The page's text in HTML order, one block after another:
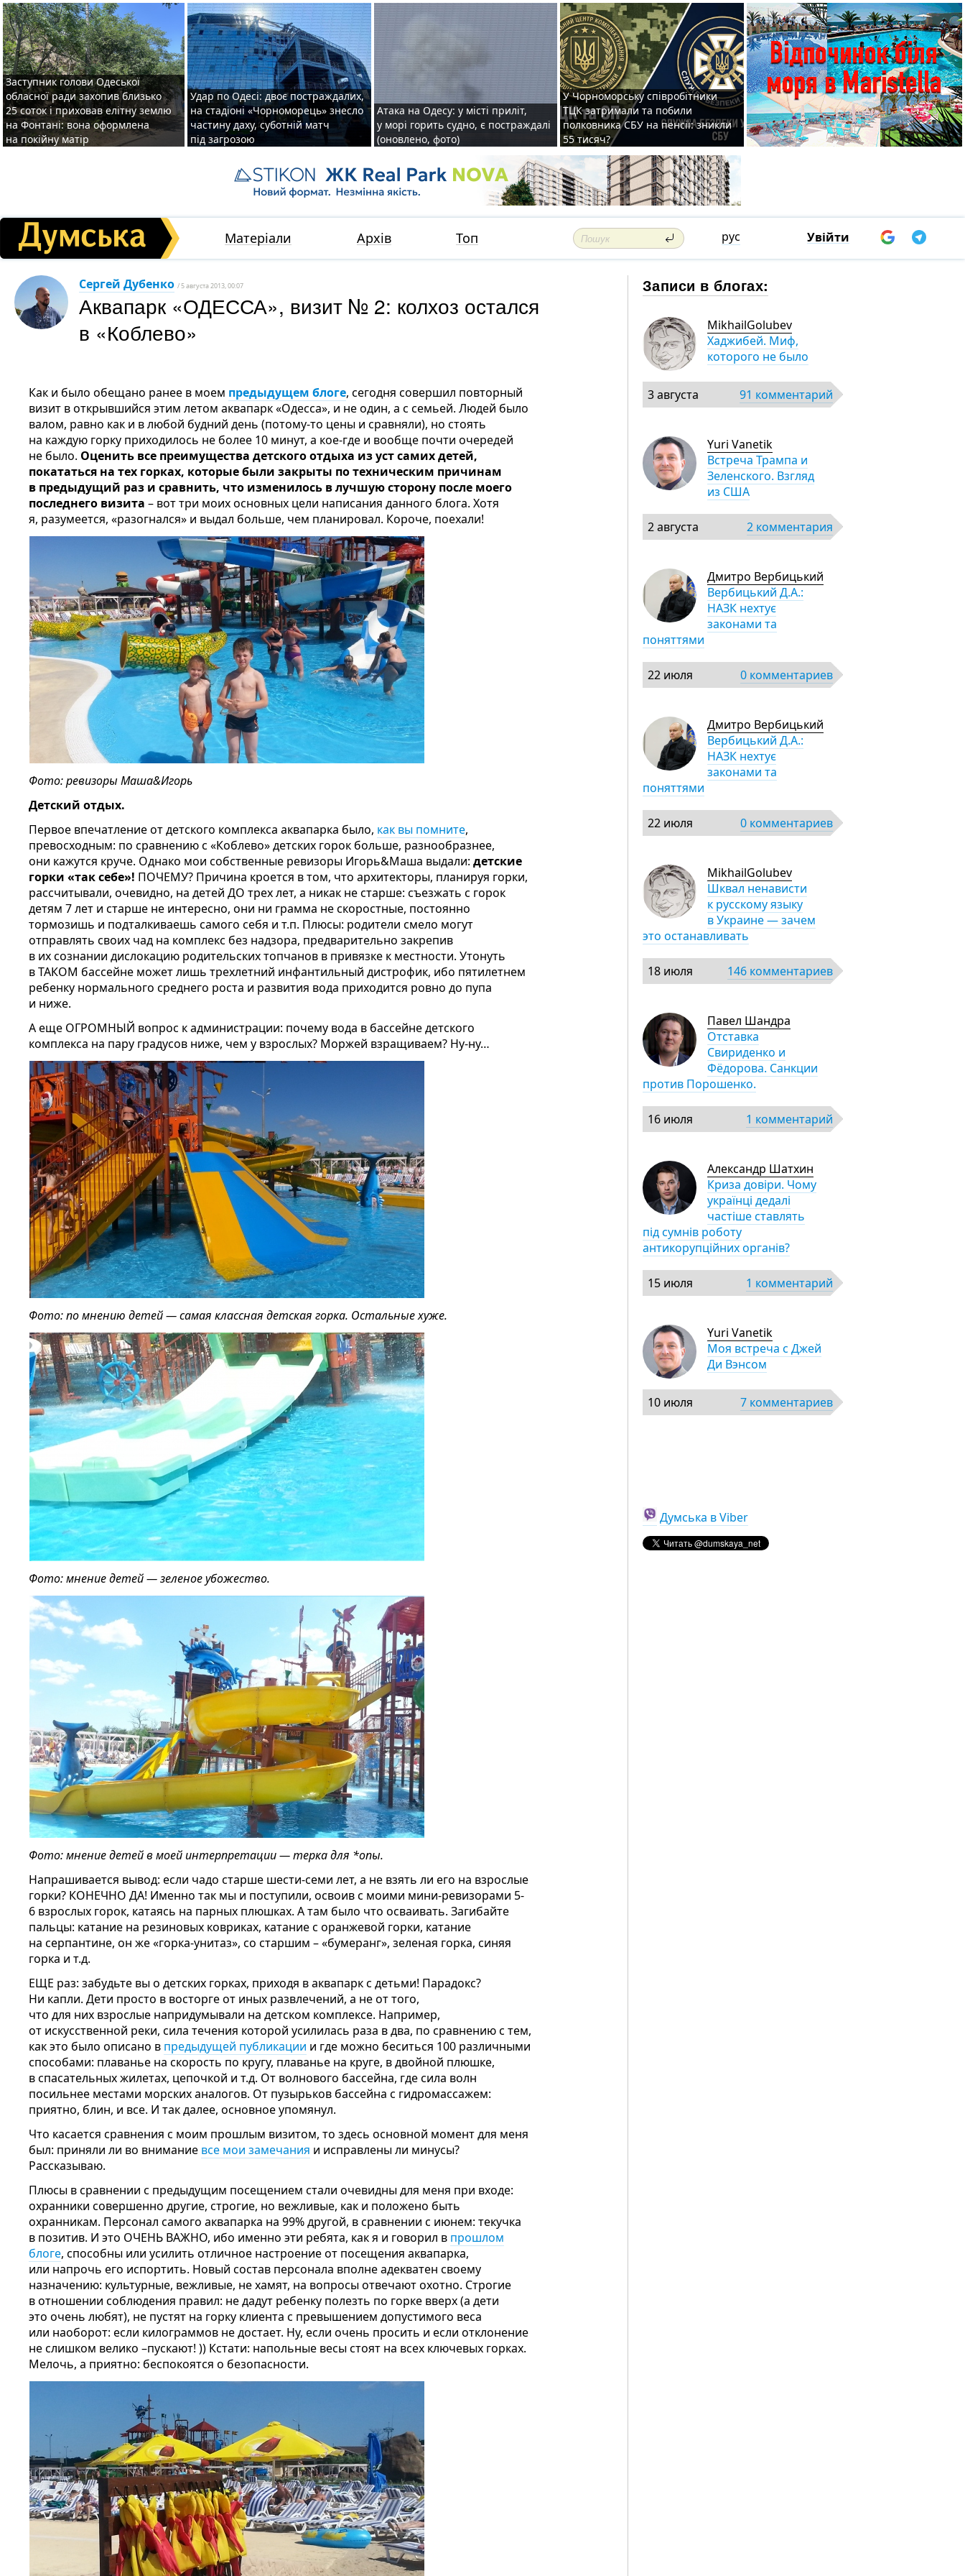
Заступник голови Одеської
обласної ради захопив близько
25 соток і приховав елітну землю
на Фонтані: вона оформлена
на покійну матір
Удар по Одесі: двоє постраждалих,
на стадіоні «Чорноморець» знесло
частину даху, суботній матч
під загрозою
Атака на Одесу: у місті приліт,
у морі горить судно, є постраждалі
(оновлено, фото)
У Чорноморську співробітники
ТЦК затримали та побили
полковника СБУ на пенсії: зникли
55 тисяч?
Матеріали Архів Топ рус Увійти
Сергей Дубенко / 5 августа 2013, 00:07
Аквапарк «ОДЕССА», визит № 2: колхоз остался
в «Коблево»
Как и было обещано ранее в моем предыдущем блоге, сегодня совершил повторный
визит в открывшийся этим летом аквапарк «Одесса», и не один, а с семьей. Людей было
валом, равно как и в любой будний день (потому-то цены и сравняли), но стоять
на каждую горку приходилось не более 10 минут, а кое-где и вообще почти очередей
не было. Оценить все преимущества детского отдыха из уст самих детей,
покататься на тех горках, которые были закрыты по техническим причинам
в предыдущий раз и сравнить, что изменилось в лучшую сторону после моего
последнего визита – вот три моих основных цели написания данного блога. Хотя
я, разумеется, «разогнался» и выдал больше, чем планировал. Короче, поехали!
Фото: ревизоры Маша&Игорь
Детский отдых.
Первое впечатление от детского комплекса аквапарка было, как вы помните,
превосходным: по сравнению с «Коблево» детских горок больше, разнообразнее,
они кажутся круче. Однако мои собственные ревизоры Игорь&Маша выдали: детские
горки «так себе»! ПОЧЕМУ? Причина кроется в том, что архитекторы, планируя горки,
рассчитывали, очевидно, на детей ДО трех лет, а никак не старше: съезжать с горок
детям 7 лет и старше не интересно, они ни грамма не скоростные, постоянно
тормозишь и подталкиваешь самого себя и т.п. Плюсы: родители смело могут
отправлять своих чад на комплекс без надзора, предварительно закрепив
в их сознании дислокацию родительских топчанов в привязке к местности. Утонуть
в ТАКОМ бассейне может лишь трехлетний инфантильный дистрофик, ибо пятилетнем
ребенку нормального среднего роста и развития вода приходится ровно до пупа
и ниже.
А еще ОГРОМНЫЙ вопрос к администрации: почему вода в бассейне детского
комплекса на пару градусов ниже, чем у взрослых? Моржей взращиваем? Ну-ну…
Фото: по мнению детей — самая классная детская горка. Остальные хуже.
Фото: мнение детей — зеленое убожество.
Фото: мнение детей в моей интерпретации — терка для *опы.
Напрашивается вывод: если чадо старше шести-семи лет, а не взять ли его на взрослые
горки? КОНЕЧНО ДА! Именно так мы и поступили, освоив с моими мини-ревизорами 5-
6 взрослых горок, катаясь на парных плюшках. А там было что осваивать. Загибайте
пальцы: катание на резиновых ковриках, катание с оранжевой горки, катание
на серпантине, он же «горка-унитаз», со старшим – «бумеранг», зеленая горка, синяя
горка и т.д.
ЕЩЕ раз: забудьте вы о детских горках, приходя в аквапарк с детьми! Парадокc?
Ни капли. Дети просто в восторге от иных развлечений, а не от того,
что для них взрослые напридумывали на детском комплексе. Например,
от искусственной реки, сила течения которой усилилась раза в два, по сравнению с тем,
как это было описано в предыдущей публикации и где можно беситься 100 различными
способами: плаванье на скорость по кругу, плаванье на круге, в двойной плюшке,
в спасательных жилетах, цепочкой и т.д. От волнового бассейна, где сила волн
посильнее местами морских аналогов. От пузырьков бассейна с гидромассажем:
приятно, блин, и все. И так далее, основное упомянул.
Что касается сравнения с моим прошлым визитом, то здесь основной момент для меня
был: приняли ли во внимание все мои замечания и исправлены ли минусы?
Рассказываю.
Плюсы в сравнении с предыдущим посещением стали очевидны для меня при входе:
охранники совершенно другие, строгие, но вежливые, как и положено быть
охранникам. Персонал самого аквапарка на 99% другой, в сравнении с июнем: текучка
в позитив. И это ОЧЕНЬ ВАЖНО, ибо именно эти ребята, как я и говорил в прошлом
блоге, способны или усилить отличное настроение от посещения аквапарка,
или напрочь его испортить. Новый состав персонала вполне адекватен своему
назначению: культурные, вежливые, не хамят, на вопросы отвечают охотно. Строгие
в отношении соблюдения правил: не дадут ребенку полезть по горке вверх (а дети
это очень любят), не пустят на горку клиента с превышением допустимого веса
или наоборот: если килограммов не достает. Ну, если очень просить и если отклонение
не слишком велико –пускают! )) Кстати: напольные весы стоят на всех ключевых горках.
Мелочь, а приятно: беспокоятся о безопасности.
Записи в блогах:
MikhailGolubev
Хаджибей. Миф,
которого не было
3 августа 91 комментарий
Yuri Vanetik
Встреча Трампа и
Зеленского. Взгляд
из США
2 августа 2 комментария
Дмитро Вербицький
Вербицький Д.А.:
НАЗК нехтує
законами та
поняттями
22 июля 0 комментариев
Дмитро Вербицький
Вербицький Д.А.:
НАЗК нехтує
законами та
поняттями
22 июля 0 комментариев
MikhailGolubev
Шквал ненависти
к русскому языку
в Украине — зачем
это останавливать
18 июля 146 комментариев
Павел Шандра
Отставка
Свириденко и
Фёдорова. Санкции
против Порошенко.
16 июля 1 комментарий
Александр Шатхин
Криза довіри. Чому
українці дедалі
частіше ставлять
під сумнів роботу
антикорупційних органів?
15 июля 1 комментарий
Yuri Vanetik
Моя встреча с Джей
Ди Вэнсом
10 июля 7 комментариев
Думська в Viber